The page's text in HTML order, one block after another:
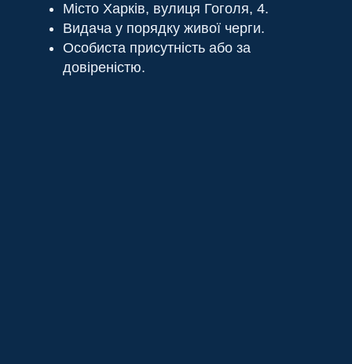
Місто Харків, вулиця Гоголя, 4.
Видача у порядку живої черги.
Особиста присутність або за
довіреністю.